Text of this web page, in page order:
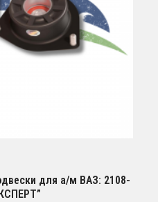
для а/м ВАЗ: 2108-